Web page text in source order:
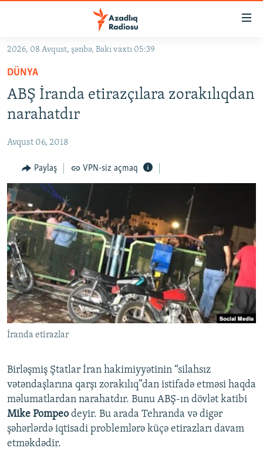
Əsas
qayıt
Əsas
naviqasiyaya
qayıt
#İZAHLA
KORRUPSIOMETR
FƏRQƏ BAX
QANUNI DOĞRU
ARAŞDIRMA
MULTIMEDIA
VIDEO
FOTOQALEREYA
İNFOQRAFIKA
KARIKATURA
RADIO ARXIV
OXU ZALI
AZƏRBAYCAN ƏDƏBIYYATI KITABXANASI
İSLAM VƏ DEMOKRATIYA
İZ - MƏDƏNIYYƏT PROQRAMI
HAQQIMIZDA
MISSIYAMIZ
PEŞƏ ETIKASI VƏ JURNALISTIKA STANDARTLARIMIZ
MATERIALLARIMIZDAN ISTIFADƏ
AZADLIQRADIOSU MOBIL TELEFONUNUZDA
XƏBƏR BÜLLETENLƏRIMIZ
BIZI IZLƏ
RFE/RL-in bütün saytları
2026, 08 Avqust, şənbə, Bakı vaxtı 05:39
DÜNYA
ABŞ İranda etirazçılara zorakılıqdan
narahatdır
Avqust 06, 2018
Paylaş VPN-siz açmaq
İranda etirazlar
Birləşmiş Ştatlar İran hakimiyyətinin “silahsız
vətəndaşlarına qarşı zorakılıq”dan istifadə etməsi haqda
məlumatlardan narahatdır. Bunu ABŞ-ın dövlət katibi
Mike Pompeo deyir. Bu arada Tehranda və digər
şəhərlərdə iqtisadi problemlərə küçə etirazları davam
etməkdədir.